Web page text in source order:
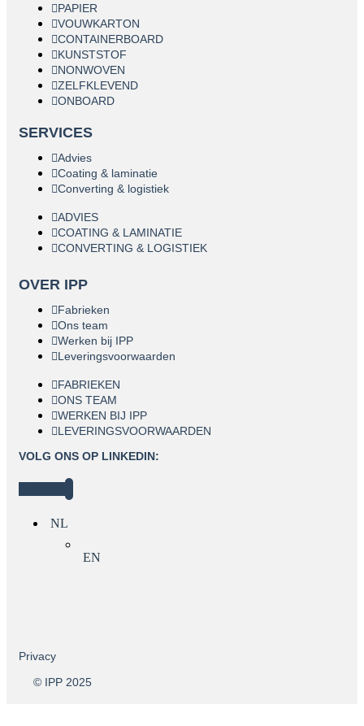
PAPIER
VOUWKARTON
CONTAINERBOARD
KUNSTSTOF
NONWOVEN
ZELFKLEVEND
ONBOARD
SERVICES
Advies
Coating & laminatie
Converting & logistiek
ADVIES
COATING & LAMINATIE
CONVERTING & LOGISTIEK
OVER IPP
Fabrieken
Ons team
Werken bij IPP
Leveringsvoorwaarden
FABRIEKEN
ONS TEAM
WERKEN BIJ IPP
LEVERINGSVOORWAARDEN
VOLG ONS OP LINKEDIN:
NL
EN
Privacy
© IPP 2025